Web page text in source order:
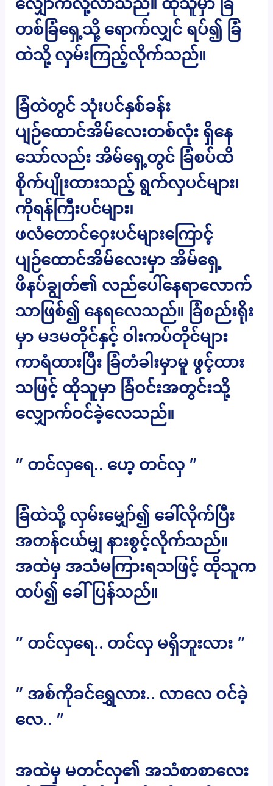
တစ်ခြံရှေ့သို့ ရောက်လျှင် ရပ်၍ ခြံ
ထဲသို့ လှမ်းကြည့်လိုက်သည်။
ခြံထဲတွင် သုံးပင်နှစ်ခန်း
ပျဉ်ထောင်အိမ်လေးတစ်လုံး ရှိနေ
သော်လည်း အိမ်ရှေ့တွင် ခြံစပ်ထိ
စိုက်ပျိုးထားသည့် ရွက်လှပင်များ၊
ကိုရန်ကြီးပင်များ၊
ဖလံတောင်ဝှေးပင်များကြောင့်
ပျဉ်ထောင်အိမ်လေးမှာ အိမ်ရှေ့
ဖိနပ်ချွတ်၏ လည်ပေါ်နေရာလောက်
သာဖြစ်၍ နေရလေသည်။ ခြံစည်းရိုး
မှာ မဒမတိုင်နှင့် ဝါးကပ်တိုင်များ
ကာရံထားပြီး ခြံတံခါးမှာမူ ဖွင့်ထား
သဖြင့် ထိုသူမှာ ခြံဝင်းအတွင်းသို့
လျှောက်ဝင်ခဲ့လေသည်။
” တင်လှရေ.. ဟေ့ တင်လှ ”
ခြံထဲသို့ လှမ်းမျှော်၍ ခေါ်လိုက်ပြီး
အတန်ငယ်မျှ နားစွင့်လိုက်သည်။
အထဲမှ အသံမကြားရသဖြင့် ထိုသူက
ထပ်၍ ခေါ်ပြန်သည်။
” တင်လှရေ.. တင်လှ မရှိဘူးလား ”
” အစ်ကိုခင်ရွှေလား.. လာလေ ဝင်ခဲ့
လေ.. ”
အထဲမှ မတင်လှ၏ အသံစာစာလေး